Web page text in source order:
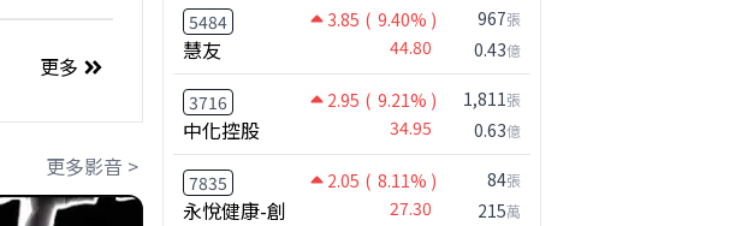
更多
更多影音 >
5484 3.85 ( 9.40% )
慧友 44.80
967張
0.43億
3716 2.95 ( 9.21% )
中化控股 34.95
1,811張
0.63億
7835 2.05 ( 8.11% )
永悅健康-創 27.30
84張
215萬